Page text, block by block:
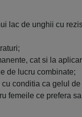
lac de unghii cu
cat si la
de lucru combinate;
conditia ca gelul
femeile ce prefera